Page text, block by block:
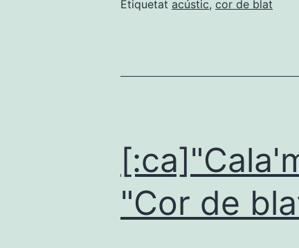
Etiquetat acústic, cor de blat
"Cor de